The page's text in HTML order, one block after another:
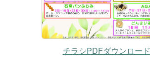
チラシPDFダウンロード